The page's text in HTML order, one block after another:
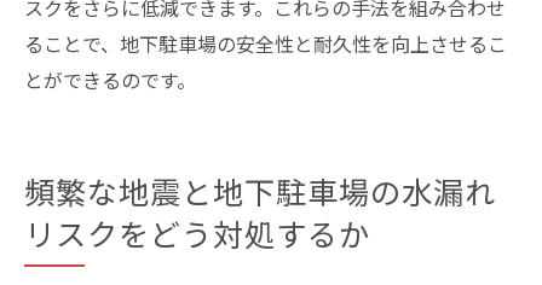
スクをさらに低減できます。これらの手法を組み合わせ
ることで、地下駐車場の安全性と耐久性を向上させるこ
とができるのです。
頻繁な地震と地下駐車場の水漏れ
リスクをどう対処するか